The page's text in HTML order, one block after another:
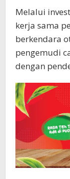
Melalui
kerja sama
berkendara
pengemudi
dengan